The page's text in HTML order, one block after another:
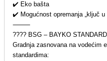
✔️ Eko bašta
✔️ Mogućnost opremanja „ključ u
⸻
???? BSG – BAYKO
Gradnja zasnovana na vodećim
standardima: